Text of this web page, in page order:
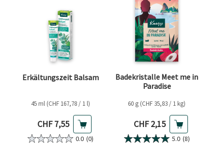
Erkältungszeit Balsam
45 ml (CHF 167,78 / 1 l)
Aktueller Preis
CHF 7,55
0.0 (0)
Badekristalle Meet me in
Paradise
60 g (CHF 35,83 / 1 kg)
Aktueller Preis
CHF 2,15
5.0 (8)